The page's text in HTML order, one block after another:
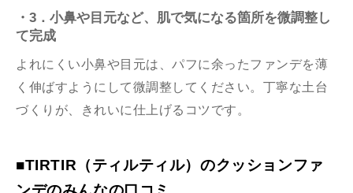
・3．小鼻や目元など、肌で気になる箇所を微調整し
て完成
よれにくい小鼻や目元は、パフに余ったファンデを薄
く伸ばすようにして微調整してください。丁寧な土台
づくりが、きれいに仕上げるコツです。
■TIRTIR（ティルティル）のクッションファ